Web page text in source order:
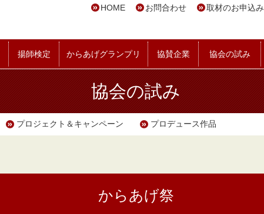
HOME お問合わせ 取材のお申込み
揚師検定 からあげグランプリ 協賛企業 協会の試み
協会の試み
プロジェクト＆キャンペーン プロデュース作品
からあげ祭